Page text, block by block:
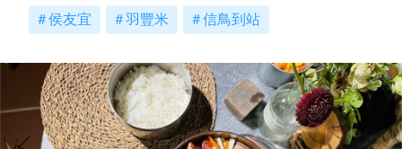
侯友宜 羽豐米 信鳥到站